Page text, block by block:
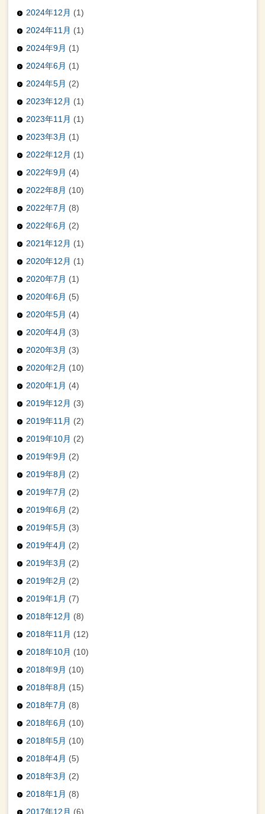
2024年12月 (1)
2024年11月 (1)
2024年9月 (1)
2024年6月 (1)
2024年5月 (2)
2023年12月 (1)
2023年11月 (1)
2023年3月 (1)
2022年12月 (1)
2022年9月 (4)
2022年8月 (10)
2022年7月 (8)
2022年6月 (2)
2021年12月 (1)
2020年12月 (1)
2020年7月 (1)
2020年6月 (5)
2020年5月 (4)
2020年4月 (3)
2020年3月 (3)
2020年2月 (10)
2020年1月 (4)
2019年12月 (3)
2019年11月 (2)
2019年10月 (2)
2019年9月 (2)
2019年8月 (2)
2019年7月 (2)
2019年6月 (2)
2019年5月 (3)
2019年4月 (2)
2019年3月 (2)
2019年2月 (2)
2019年1月 (7)
2018年12月 (8)
2018年11月 (12)
2018年10月 (10)
2018年9月 (10)
2018年8月 (15)
2018年7月 (8)
2018年6月 (10)
2018年5月 (10)
2018年4月 (5)
2018年3月 (2)
2018年1月 (8)
2017年12月 (6)